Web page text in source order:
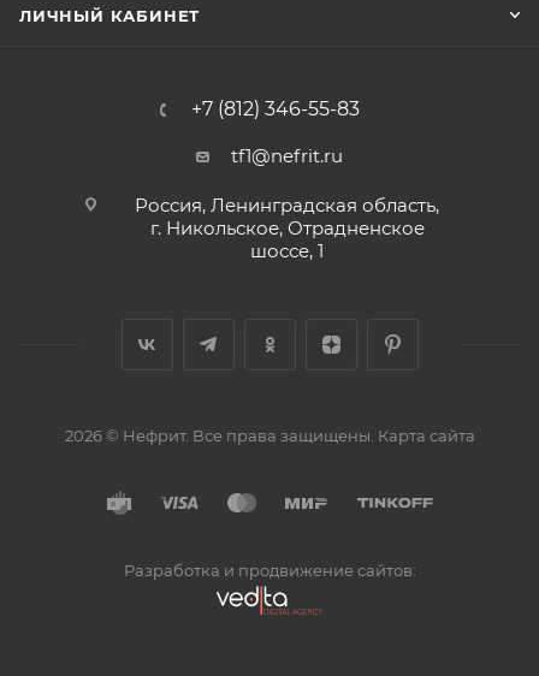
ЛИЧНЫЙ КАБИНЕТ
+7 (812) 346-55-83
tf1@nefrit.ru
Россия, Ленинградская область,
г. Никольское, Отрадненское
шоссе, 1
2026 © Нефрит. Все права защищены. Карта сайта
Разработка и продвижение сайтов: